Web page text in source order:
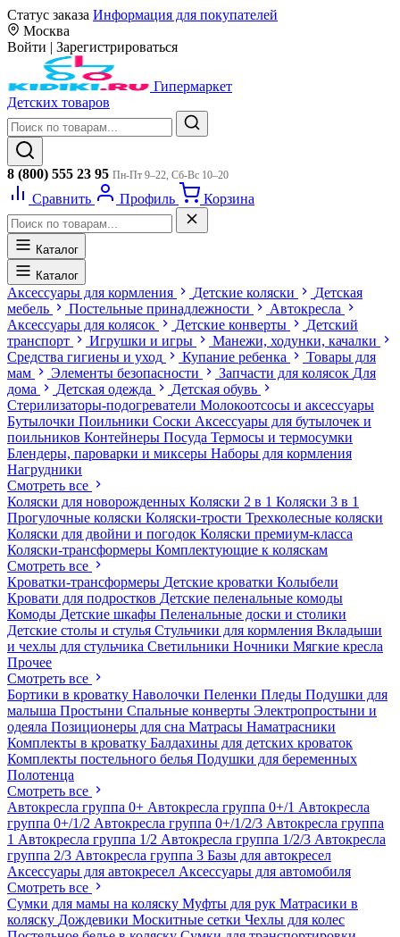
Статус заказа Информация для покупателей
Москва
Войти | Зарегистрироваться
Гипермаркет
Детских товаров
8 (800) 555 23 95 Пн-Пт 9–22, Сб-Вс 10–20
Сравнить Профиль Корзина
Каталог
Каталог
Аксессуары для кормления Детские коляски
Детская
мебель
Постельные принадлежности
Автокресла
Аксессуары для колясок
Детские конверты
Детский
транспорт
Игрушки и игры
Манежи, ходунки, качалки
Средства гигиены и уход
Купание ребенка
Товары для
мам
Элементы безопасности Запчасти для колясок Для
дома
Детская одежда
Детская обувь
Стерилизаторы-подогреватели Молокоотсосы и аксессуары
Бутылочки Поильники Соски Аксессуары для бутылочек и
поильников Контейнеры Посуда Термосы и термосумки
Блендеры, пароварки и миксеры Наборы для кормления
Нагрудники
Смотреть все
Коляски для новорожденных Коляски 2 в 1 Коляски 3 в 1
Прогулочные коляски Коляски-трости Трехколесные коляски
Коляски для двойни и погодок Коляски премиум-класса
Коляски-трансформеры Комплектующие к коляскам
Смотреть все
Кроватки-трансформеры Детские кроватки Колыбели
Кровати для подростков Детские пеленальные комоды
Комоды Детские шкафы Пеленальные доски и столики
Детские столы и стулья Стульчики для кормления Вкладыши
и чехлы для стульчика Светильники Ночники Мягкие кресла
Прочее
Смотреть все
Бортики в кроватку Наволочки Пеленки Пледы Подушки для
малыша Простыни Спальные конверты Электропростыни и
одеяла Позиционеры для сна Матрасы Наматрасники
Комплекты в кроватку Балдахины для детских кроваток
Комплекты постельного белья Подушки для беременных
Полотенца
Смотреть все
Автокресла группа 0+ Автокресла группа 0+/1 Автокресла
группа 0+/1/2 Автокресла группа 0+/1/2/3 Автокресла группа
1 Автокресла группа 1/2 Автокресла группа 1/2/3 Автокресла
группа 2/3 Автокресла группа 3 Базы для автокресел
Аксессуары для автокресел Аксессуары для автомобиля
Смотреть все
Сумки для мамы на коляску Муфты для рук Матрасики в
коляску Дождевики Москитные сетки Чехлы для колес